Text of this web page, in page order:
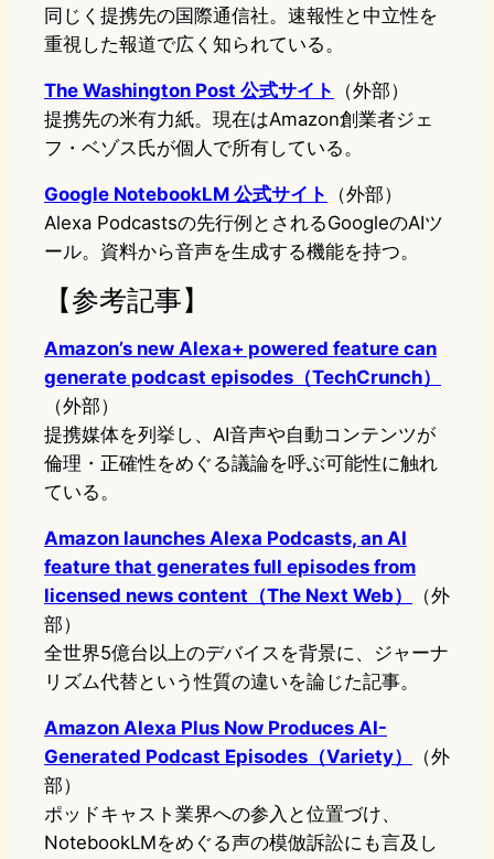
同じく提携先の国際通信社。速報性と中立性を
重視した報道で広く知られている。
The Washington Post 公式サイト
（外部）
提携先の米有力紙。現在はAmazon創業者ジェ
フ・ベゾス氏が個人で所有している。
Google NotebookLM 公式サイト
（外部）
Alexa Podcastsの先行例とされるGoogleのAIツ
ール。資料から音声を生成する機能を持つ。
【参考記事】
Amazon’s new Alexa+ powered feature can
generate podcast episodes（TechCrunch）
（外部）
提携媒体を列挙し、AI音声や自動コンテンツが
倫理・正確性をめぐる議論を呼ぶ可能性に触れ
ている。
Amazon launches Alexa Podcasts, an AI
feature that generates full episodes from
licensed news content（The Next Web）
（外
部）
全世界5億台以上のデバイスを背景に、ジャーナ
リズム代替という性質の違いを論じた記事。
Amazon Alexa Plus Now Produces AI-
Generated Podcast Episodes（Variety）
（外
部）
ポッドキャスト業界への参入と位置づけ、
NotebookLMをめぐる声の模倣訴訟にも言及し